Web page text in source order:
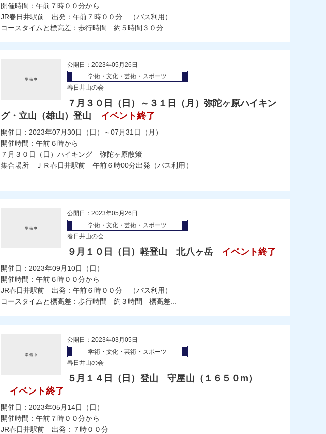
開催時間：午前７時００分から
JR春日井駅前 出発：午前７時００分 （バス利用）
コースタイムと標高差：歩行時間 約５時間３０分 ...
公開日：2023年05月26日
学術・文化・芸術・スポーツ
春日井山の会
７月３０日（日）～３１日（月）弥陀ヶ原ハイキン
グ・立山（雄山）登山
イベント終了
開催日：2023年07月30日（日）～07月31日（月）
開催時間：午前６時から
７月３０日（日）ハイキング 弥陀ヶ原散策
集合場所 ＪＲ春日井駅前 午前６時00分出発（バス利用）
公開日：2023年05月26日
学術・文化・芸術・スポーツ
春日井山の会
９月１０日（日）軽登山 北八ヶ岳 イベント終了
開催日：2023年09月10日（日）
開催時間：午前６時００分から
JR春日井駅前 出発：午前６時００分 （バス利用）
コースタイムと標高差：歩行時間 約３時間 標高差...
公開日：2023年03月05日
学術・文化・芸術・スポーツ
春日井山の会
５月１４日（日）登山 守屋山（１６５０m）
イベント終了
開催日：2023年05月14日（日）
開催時間：午前７時００分から
JR春日井駅前 出発：７時００分